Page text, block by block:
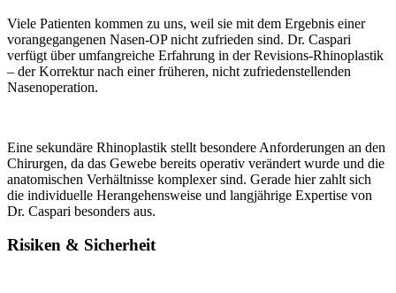
Viele Patienten kommen zu uns, weil sie mit dem Ergebnis einer
vorangegangenen Nasen-OP nicht zufrieden sind. Dr. Caspari
verfügt über umfangreiche Erfahrung in der Revisions-Rhinoplastik
– der Korrektur nach einer früheren, nicht zufriedenstellenden
Nasenoperation.
Eine sekundäre Rhinoplastik stellt besondere Anforderungen an den
Chirurgen, da das Gewebe bereits operativ verändert wurde und die
anatomischen Verhältnisse komplexer sind. Gerade hier zahlt sich
die individuelle Herangehensweise und langjährige Expertise von
Dr. Caspari besonders aus.
Risiken & Sicherheit